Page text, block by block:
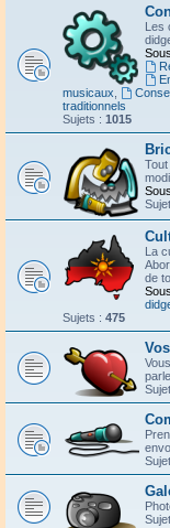
Les
musicaux
traditionnels
Sujets : 1015
La
de
Sujets : 475